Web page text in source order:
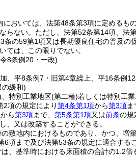
においては、法第48条第3項に定めるも
らない。 ただし、法第52条第14項、法
条の59第1項又は長期優良住宅の普及の
ては、この限りでない。
8条例20・一改)
、平8条例7・旧第4章繰上、平16条例
の緩和)
、特別工業地区(第二種)若しくは特別工
2項の規定により第4条第1項から第3項ま
から第3項まで、 第5条第1項又は前条の規
、又は改築することができる。
敷地内におけるものであり、かつ、増
6項まで及び法第53条の規定に適合するこ
、基準時における床面積の合計の1.2倍